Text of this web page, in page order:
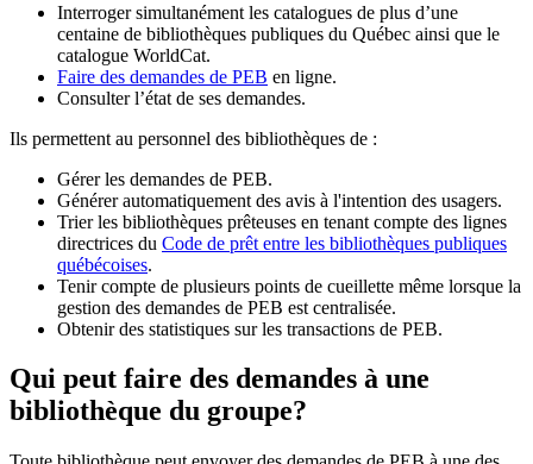
Interroger simultanément les catalogues de plus d’une
centaine de bibliothèques publiques du Québec ainsi que le
catalogue WorldCat.
Faire des demandes de PEB en ligne.
Consulter l’état de ses demandes.
Ils permettent au personnel des bibliothèques de :
Gérer les demandes de PEB.
Générer automatiquement des avis à l'intention des usagers.
Trier les bibliothèques prêteuses en tenant compte des lignes
directrices du Code de prêt entre les bibliothèques publiques
québécoises.
Tenir compte de plusieurs points de cueillette même lorsque la
gestion des demandes de PEB est centralisée.
Obtenir des statistiques sur les transactions de PEB.
Qui peut faire des demandes à une
bibliothèque du groupe?